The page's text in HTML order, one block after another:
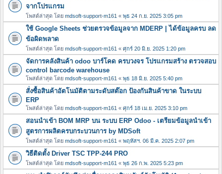
จากโปรแกรม
โพสต์ล่าสุด โดย mdsoft-support-m161 « พุธ 24 ก.ย. 2025 3:05 pm
ใช้ Google Sheets ช่วยตรวจข้อมูลจาก MDERP | ได้ข้อมูลครบ ลด
ข้อผิดพลาด
โพสต์ล่าสุด โดย mdsoft-support-m161 « ศุกร์ 20 มิ.ย. 2025 1:20 pm
จัดการคลังสินค้า odoo บาร์โคด ครบวงจร โปรแกรมสร้าง ตรวจสอบ
control barcode warehouse
โพสต์ล่าสุด โดย mdsoft-support-m161 « พุธ 18 มิ.ย. 2025 5:40 pm
สั่งซื้อสินค้าอัตโนมัติตามระดับสต๊อก ป้องกันสินค้าขาด ในระบบ
ERP
โพสต์ล่าสุด โดย mdsoft-support-m161 « ศุกร์ 18 เม.ย. 2025 3:10 pm
สอนนำเข้า BOM MRP บน ระบบ ERP Odoo - เตรียมข้อมูลนำเข้า
สูตรการผลิตครบกระบวนการ by MDSoft
โพสต์ล่าสุด โดย mdsoft-support-m161 « พฤหัสฯ. 06 มี.ค. 2025 2:07 pm
วิธีติดตั้ง Driver TSC TPP-244 PRO
โพสต์ล่าสุด โดย mdsoft-support-m161 « พุธ 26 ก.พ. 2025 5:23 pm